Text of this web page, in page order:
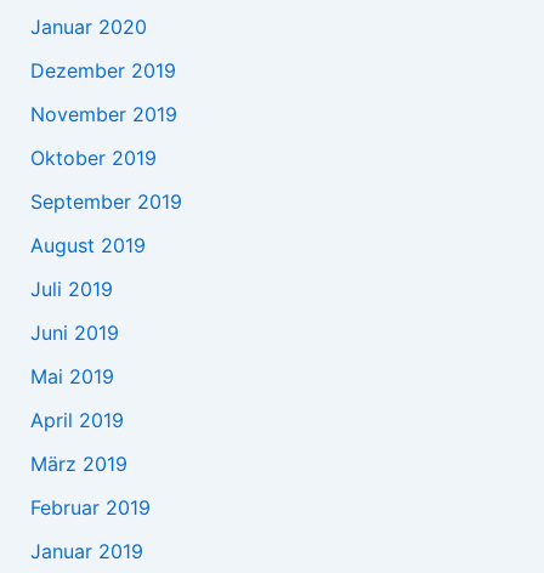
Januar 2020
Dezember 2019
November 2019
Oktober 2019
September 2019
August 2019
Juli 2019
Juni 2019
Mai 2019
April 2019
März 2019
Februar 2019
Januar 2019